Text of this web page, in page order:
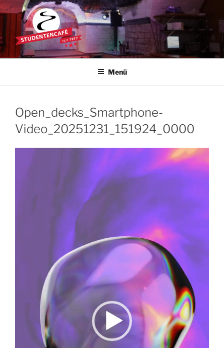
Zum
Inhalt
springen
STUDENTENCAFÉ
Die Kultkneipe in Ulm seit 1977
Menü
Open_decks_Smartphone-
Video_20251231_151924_0000